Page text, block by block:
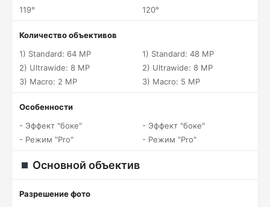
119°
120°
Количество объективов
1) Standard: 64 MP
2) Ultrawide: 8 MP
3) Macro: 2 MP
1) Standard: 48 MP
2) Ultrawide: 8 MP
3) Macro: 5 MP
Особенности
- Эффект "боке"
- Режим "Pro"
- Эффект "боке"
- Режим "Pro"
Основной объектив
Разрешение фото